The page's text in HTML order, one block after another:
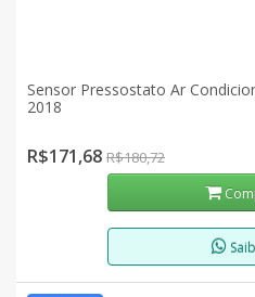
Sensor Pressostato Ar
2018
R$171,68 R$180,72